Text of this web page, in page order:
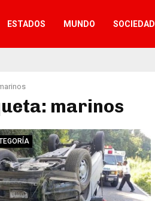
ESTADOS MUNDO SOCIEDAD
marinos